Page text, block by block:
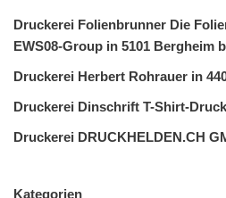
Druckerei Folienbrunner Die
EWS08-Group in 5101 Bergheim
Druckerei Herbert Rohrauer in
Druckerei Dinschrift T-Shirt-
Druckerei DRUCKHELDEN.CH
Kategorien